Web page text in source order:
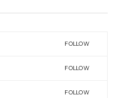
FOLLOW
FOLLOW
FOLLOW